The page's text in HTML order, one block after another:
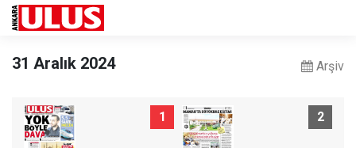
31 Aralık 2024 Arşiv
1 2